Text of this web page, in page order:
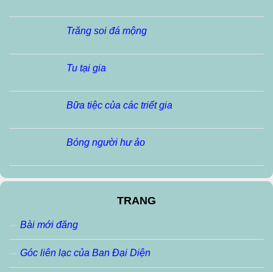
Trăng soi đá mộng
Tu tại gia
Bữa tiệc của các triết gia
Bóng người hư ảo
TRANG
Bài mới đăng
Góc liên lạc của Ban Đại Diện